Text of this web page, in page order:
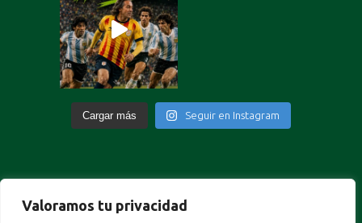
Valoramos tu privacidad
Cargar más Seguir en Instagram